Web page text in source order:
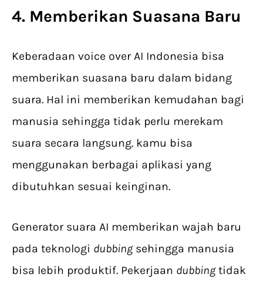
4. Memberikan Suasana Baru
Keberadaan voice over AI Indonesia bisa
memberikan suasana baru dalam bidang
suara. Hal ini memberikan kemudahan bagi
manusia sehingga tidak perlu merekam
suara secara langsung. kamu bisa
menggunakan berbagai aplikasi yang
dibutuhkan sesuai keinginan.
Generator suara AI memberikan wajah baru
pada teknologi dubbingsehingga manusia
bisa lebih produktif. Pekerjaan dubbingtidak